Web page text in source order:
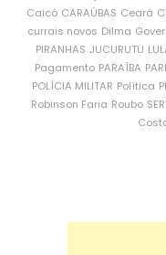
Caicó CARAÚBAS Ceará
currais novos Dilma
PIRANHAS JUCURUTU
Pagamento PARAÍBA
POLÍCIA MILITAR Política
Robinson Faria Roubo